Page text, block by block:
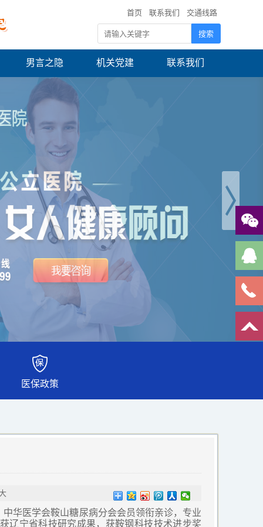
首页 联系我们 交通线路
男言之隐 机关党建 联系我们
医保政策
华医学会鞍山糖尿病分会会员领衔亲诊，专业
辽宁省科技研究成果，获鞍钢科技技术进步奖